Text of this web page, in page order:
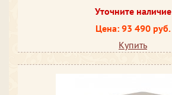
Уточните наличие
Цена: 93 490 руб.
Купить